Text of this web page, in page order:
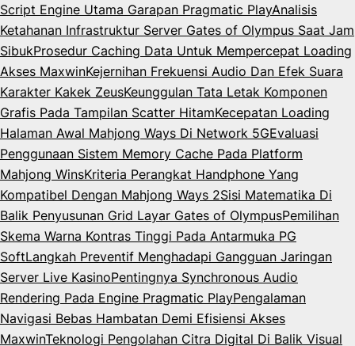
Script Engine Utama Garapan Pragmatic PlayAnalisis
Ketahanan Infrastruktur Server Gates of Olympus Saat Jam
SibukProsedur Caching Data Untuk Mempercepat Loading
Akses MaxwinKejernihan Frekuensi Audio Dan Efek Suara
Karakter Kakek ZeusKeunggulan Tata Letak Komponen
Grafis Pada Tampilan Scatter HitamKecepatan Loading
Halaman Awal Mahjong Ways Di Network 5GEvaluasi
Penggunaan Sistem Memory Cache Pada Platform
Mahjong WinsKriteria Perangkat Handphone Yang
Kompatibel Dengan Mahjong Ways 2Sisi Matematika Di
Balik Penyusunan Grid Layar Gates of OlympusPemilihan
Skema Warna Kontras Tinggi Pada Antarmuka PG
SoftLangkah Preventif Menghadapi Gangguan Jaringan
Server Live KasinoPentingnya Synchronous Audio
Rendering Pada Engine Pragmatic PlayPengalaman
Navigasi Bebas Hambatan Demi Efisiensi Akses
MaxwinTeknologi Pengolahan Citra Digital Di Balik Visual